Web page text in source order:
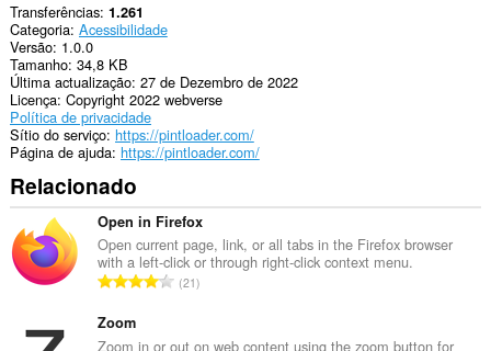
Transferências 1.261
Categoria Acessibilidade
Versão 1.0.0
Tamanho 34,8 KB
Última actualização 27 de Dezembro de 2022
Licença Copyright 2022 webverse
Política de privacidade
Sítio do serviço https://pintloader.com/
Página de ajuda https://pintloader.com/
Relacionado
Open in Firefox
Open current page, link, or all tabs in the Firefox browser
with a left-click or through right-click context menu.
N21
Zoom
Zoom in or out on web content using the zoom button for